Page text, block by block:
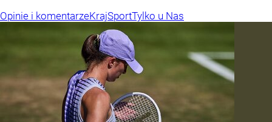
Opinie i komentarzeKrajSportTylko u Nas